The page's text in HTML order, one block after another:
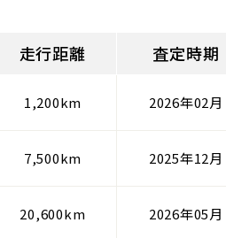
走行距離 査定時期
1,200km 2026年02月
7,500km 2025年12月
20,600km 2026年05月